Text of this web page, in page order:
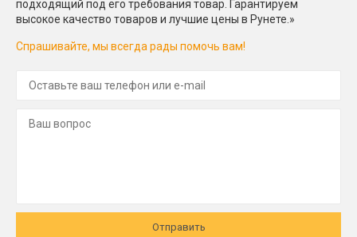
подходящий под его требования товар. Гарантируем
высокое качество товаров и лучшие цены в Рунете.»
Спрашивайте, мы всегда рады помочь вам!
Отправить